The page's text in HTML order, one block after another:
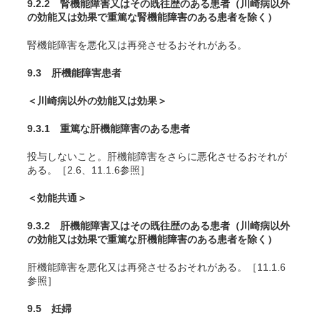
9.2.2 腎機能障害又はその既往歴のある患者（川崎病以外
の効能又は効果で重篤な腎機能障害のある患者を除く）
腎機能障害を悪化又は再発させるおそれがある。
9.3 肝機能障害患者
＜川崎病以外の効能又は効果＞
9.3.1 重篤な肝機能障害のある患者
投与しないこと。肝機能障害をさらに悪化させるおそれが
ある。［2.6、11.1.6参照］
＜効能共通＞
9.3.2 肝機能障害又はその既往歴のある患者（川崎病以外
の効能又は効果で重篤な肝機能障害のある患者を除く）
肝機能障害を悪化又は再発させるおそれがある。［11.1.6
参照］
9.5 妊婦